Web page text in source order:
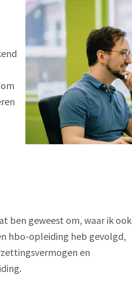
ben geweest om, waar ik ook
hbo-opleiding heb gevolgd,
en